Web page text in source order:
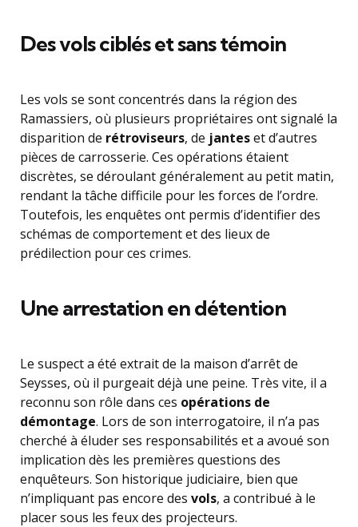
Des vols ciblés et sans témoin
Les vols se sont concentrés dans la région des
Ramassiers, où plusieurs propriétaires ont signalé la
disparition de rétroviseurs, de janteset d’autres
pièces de carrosserie. Ces opérations étaient
discrètes, se déroulant généralement au petit matin,
rendant la tâche difficile pour les forces de l’ordre.
Toutefois, les enquêtes ont permis d’identifier des
schémas de comportement et des lieux de
prédilection pour ces crimes.
Une arrestation en détention
Le suspect a été extrait de la maison d’arrêt de
Seysses, où il purgeait déjà une peine. Très vite, il a
reconnu son rôle dans ces opérations de
démontage. Lors de son interrogatoire, il n’a pas
cherché à éluder ses responsabilités et a avoué son
implication dès les premières questions des
enquêteurs. Son historique judiciaire, bien que
n’impliquant pas encore des vols, a contribué à le
placer sous les feux des projecteurs.